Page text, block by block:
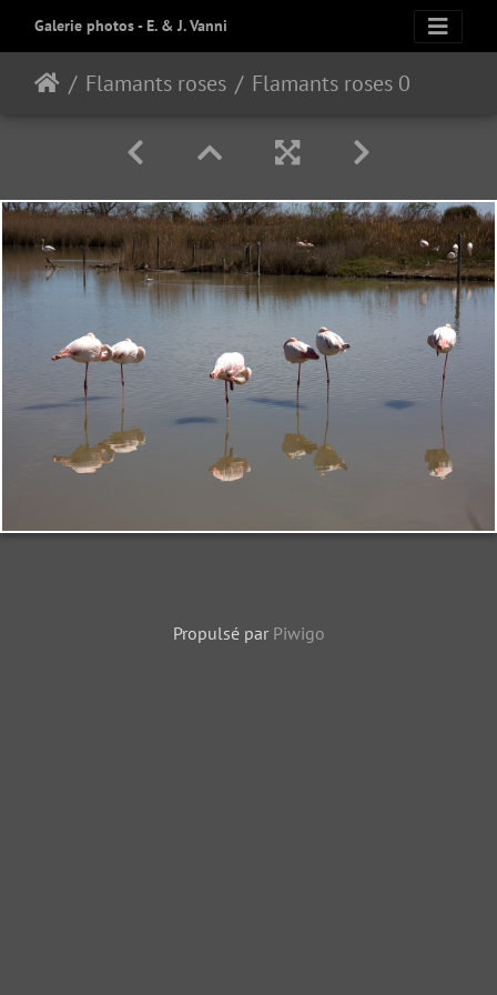
Galerie photos - E. & J. Vanni
Flamants roses Flamants roses 06
Propulsé par Piwigo